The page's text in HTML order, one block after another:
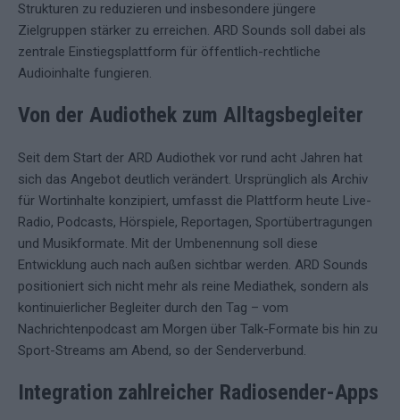
Strukturen zu reduzieren und insbesondere jüngere
Zielgruppen stärker zu erreichen. ARD Sounds soll dabei als
zentrale Einstiegsplattform für öffentlich-rechtliche
Audioinhalte fungieren.
Von der Audiothek zum Alltagsbegleiter
Seit dem Start der ARD Audiothek vor rund acht Jahren hat
sich das Angebot deutlich verändert. Ursprünglich als Archiv
für Wortinhalte konzipiert, umfasst die Plattform heute Live-
Radio, Podcasts, Hörspiele, Reportagen, Sportübertragungen
und Musikformate. Mit der Umbenennung soll diese
Entwicklung auch nach außen sichtbar werden. ARD Sounds
positioniert sich nicht mehr als reine Mediathek, sondern als
kontinuierlicher Begleiter durch den Tag – vom
Nachrichtenpodcast am Morgen über Talk-Formate bis hin zu
Sport-Streams am Abend, so der Senderverbund.
Integration zahlreicher Radiosender-Apps